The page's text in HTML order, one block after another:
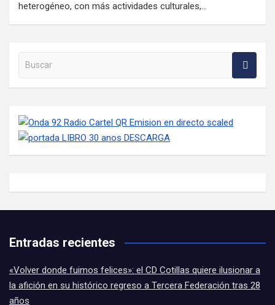
heterogéneo, con más actividades culturales,…
Buscar en la web
Entradas recientes
«Volver donde fuimos felices»: el CD Cotillas quiere ilusionar a
la afición en su histórico regreso a Tercera Federación tras 28
años